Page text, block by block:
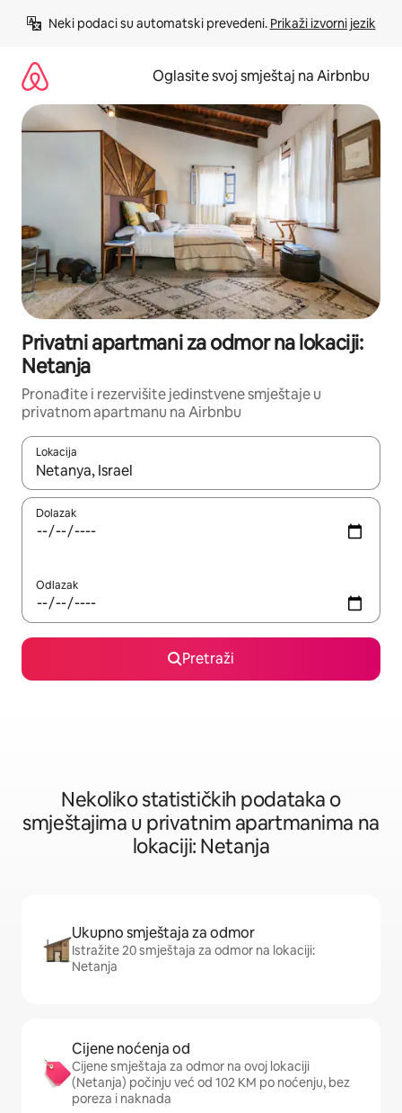
Neki podaci su automatski prevedeni. Prikaži izvorni jezik
Oglasite svoj smještaj na Airbnbu
Privatni apartmani za odmor na lokaciji:
Netanja
Pronađite i rezervišite jedinstvene smještaje u
privatnom apartmanu na Airbnbu
Lokacija
Kad rezultati budu dostupni, krećite se gore i dolje pomoću
Dolazak
Odlazak
Pretraži
Nekoliko statističkih podataka o
smještajima u privatnim apartmanima na
lokaciji: Netanja
Ukupno smještaja za odmor
Istražite 20 smještaja za odmor na lokaciji:
Netanja
Cijene noćenja od
Cijene smještaja za odmor na ovoj lokaciji
(Netanja) počinju već od 102 KM po noćenju, bez
poreza i naknada